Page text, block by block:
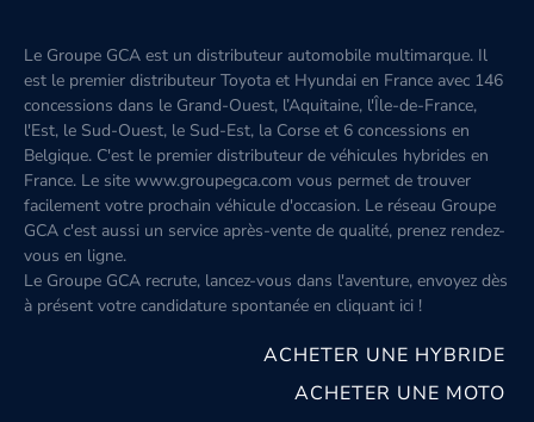
Le Groupe GCA est un distributeur automobile multimarque. Il
est le premier distributeur Toyota et Hyundai en France avec 146
concessions dans le Grand-Ouest, l’Aquitaine, l'Île-de-France,
l'Est, le Sud-Ouest, le Sud-Est, la Corse et 6 concessions en
Belgique. C'est le premier distributeur de véhicules hybrides en
France. Le site www.groupegca.com vous permet de trouver
facilement votre prochain véhicule d'occasion. Le réseau Groupe
GCA c'est aussi un service après-vente de qualité, prenez rendez-
vous en ligne.
Le Groupe GCA recrute, lancez-vous dans l'aventure, envoyez dès
à présent votre candidature spontanée en cliquant ici !
ACHETER UNE HYBRIDE
ACHETER UNE MOTO